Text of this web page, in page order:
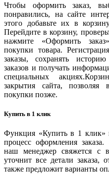
Чтобы оформить заказ,
понравились, на сайте
этого добавьте их в
Перейдите в корзину,
нажмите «Оформить
покупки товара.
заказы, сохранять
заказов и получать
специальных
закрытия сайта,
покупки позже.
Купить в 1 клик
Функция «Купить в 1 клик»
процесс оформления
наш менеджер свяжется с
уточнит все детали заказа,
также предложит варианты